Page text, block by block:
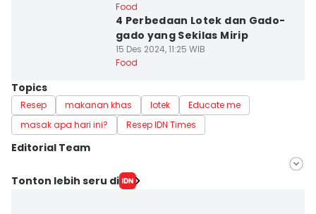
Food
4 Perbedaan Lotek dan Gado-
gado yang Sekilas Mirip
15 Des 2024, 11:25 WIB
Food
Topics
Resep makanan khas lotek
Educate me
masak apa hari ini?
Resep IDN Times
Editorial Team
Editor
Tonton lebih seru di